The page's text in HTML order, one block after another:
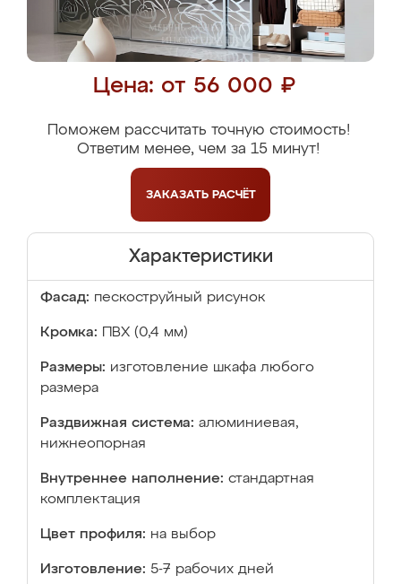
Цена: от 56 000 ₽
Поможем рассчитать точную стоимость!
Ответим менее, чем за 15 минут!
ЗАКАЗАТЬ РАСЧЁТ
Характеристики
Фасад: пескоструйный рисунок
Кромка: ПВХ (0,4 мм)
Размеры: изготовление шкафа любого
размера
Раздвижная система: алюминиевая,
нижнеопорная
Внутреннее наполнение: стандартная
комплектация
Цвет профиля: на выбор
Изготовление: 5-7 рабочих дней